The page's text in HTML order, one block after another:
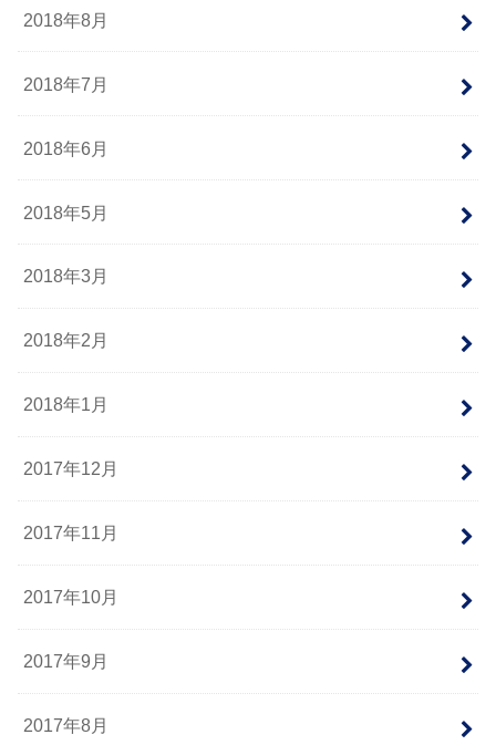
2018年8月
2018年7月
2018年6月
2018年5月
2018年3月
2018年2月
2018年1月
2017年12月
2017年11月
2017年10月
2017年9月
2017年8月